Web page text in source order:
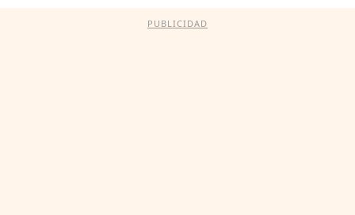
PUBLICIDAD